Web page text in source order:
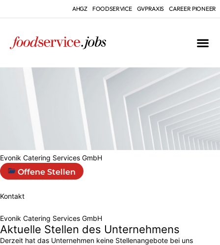
AHGZ FOODSERVICE GVPRAXIS CAREER PIONEER
Evonik Catering Services GmbH
Offene Stellen
Kontakt
Evonik Catering Services GmbH
Aktuelle Stellen des Unternehmens
Derzeit hat das Unternehmen keine Stellenangebote bei uns